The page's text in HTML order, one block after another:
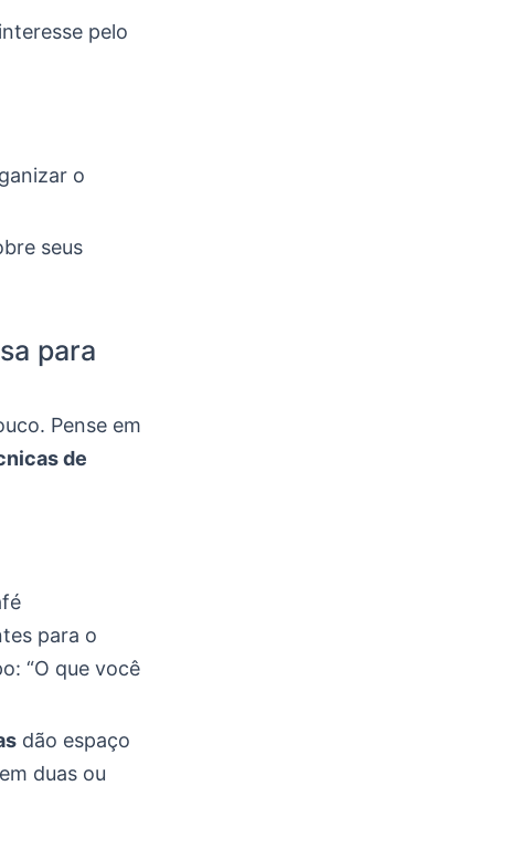
pelo
o
seus
para
Pense em
de
para o
“O que você
dão espaço
duas ou